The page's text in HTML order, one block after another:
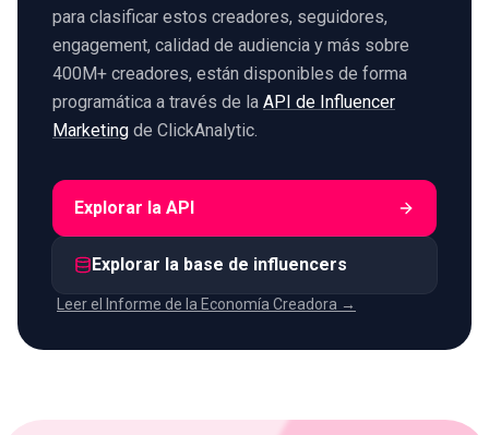
para clasificar estos creadores, seguidores,
engagement, calidad de audiencia y más sobre
400M+ creadores, están disponibles de forma
programática a través de la API de Influencer
Marketing de ClickAnalytic.
Explorar la API
Explorar la base de influencers
Leer el Informe de la Economía Creadora →